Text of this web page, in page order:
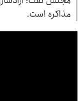
مذاکره است.